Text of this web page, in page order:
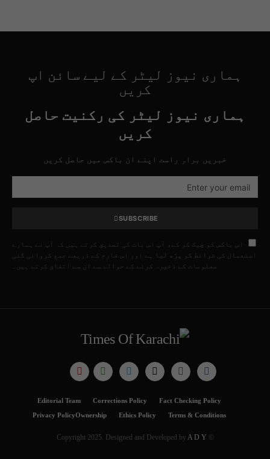
ہماری نیوز لیٹر کے لیے سائن اپ
کریں
ہماری نیوز لیٹر کی رکنیت حاصل
کریں
خبریں براہِ راست اپنے ان باکس میں حاصل کریں
SUBSCRIBE
اس باکس کو چیک کر کے، آپ اس بات کی تصدیق کرتے ہیں کہ آپ نے ہمارے
استعمال کی شرائط کو پڑھ لیا ہے اور اس فارم کے ذریعے جمع کروائی گئی
معلومات کے ذخیرہ کرنے کے حوالے سے ان سے اتفاق کرتے ہیں۔
Fact Checking Policy
Corrections Policy
Editorial Team
Terms & Conditions
Ethics Policy
Ownership
Privacy Policy
© Copyright 2025. Designed and Developed by
A D Y